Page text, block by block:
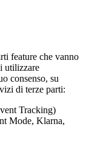
feature che vanno
utilizzare
consenso, su
di terze parti:
Tracking)
Mode, Klarna,